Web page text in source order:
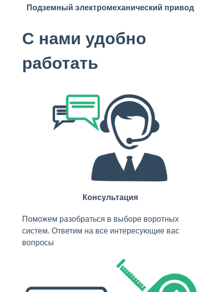
Подземный электромеханический привод
С нами удобно
работать
Консультация
Поможем разобраться в выборе воротных
систем. Ответим на все интересующие вас
вопросы